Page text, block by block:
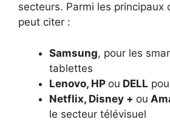
secteurs. Parmi les principaux
peut citer :
Samsung, pour les
tablettes
Lenovo, HP ou DELL
Netflix, Disney + ou
le secteur télévisuel